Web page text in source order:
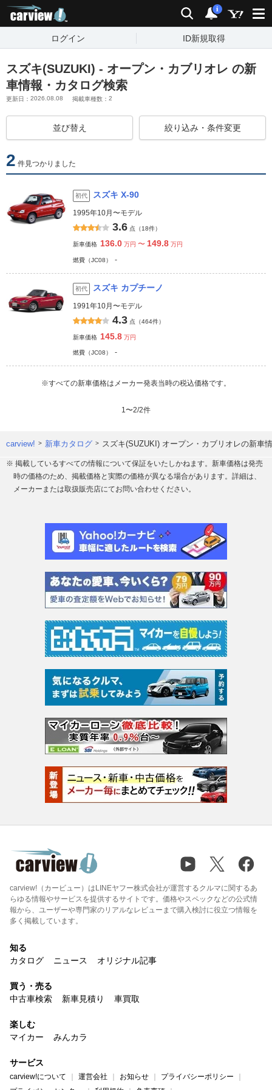
検索 通知
i
ログイン ID新規取得
スズキ(SUZUKI) - オープン・カブリオレ の新
車情報・カタログ検索
更新日： 2026.08.08 掲載車種数： 2
並び替え 絞り込み・条件変更
2 件見つかりました
初代 スズキ X-90
1995年10月〜モデル
3.6 点（18件）
新車価格 136.0 万円 〜 149.8 万円
燃費（JC08） -
初代 スズキ カプチーノ
1991年10月〜モデル
4.3 点（464件）
新車価格 145.8 万円
燃費（JC08） -
※すべての新車価格はメーカー発表当時の税込価格です。
1 〜2/2件
carview! 新車カタログ スズキ(SUZUKI) オープン・カブリオレの新車
※ 掲載しているすべての情報について保証をいたしかねます。新車価格は発売
時の価格のため、掲載価格と実際の価格が異なる場合があります。詳細は、
メーカーまたは取扱販売店にてお問い合わせください。
carview!（カービュー）はLINEヤフー株式会社が運営するクルマに関するあ
らゆる情報やサービスを提供するサイトです。価格やスペックなどの公式情
報から、ユーザーや専門家のリアルなレビューまで購入検討に役立つ情報を
多く掲載しています。
知る
カタログ
ニュース オリジナル記事
買う・売る
中古車検索
新車見積り 車買取
楽しむ
マイカー
みんカラ
サービス
carview!について 運営会社 お知らせ
プライバシーポリシー